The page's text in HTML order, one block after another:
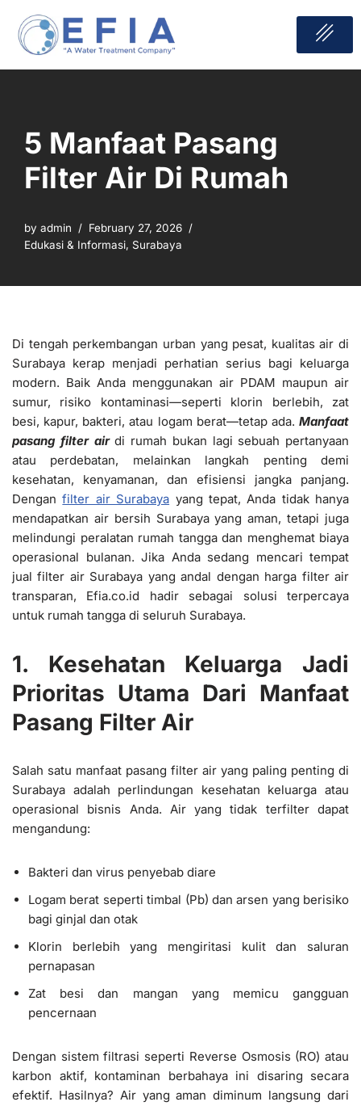
Skip
5 Manfaat Pasang
Filter Air Di Rumah
by admin
February 27, 2026
Edukasi & Informasi, Surabaya
Di tengah perkembangan urban yang pesat, kualitas air di
Surabaya kerap menjadi perhatian serius bagi keluarga
modern. Baik Anda menggunakan air PDAM maupun air
sumur, risiko kontaminasi—seperti klorin berlebih, zat
besi, kapur, bakteri, atau logam berat—tetap ada. Manfaat
pasang filter airdi rumah bukan lagi sebuah pertanyaan
atau perdebatan, melainkan langkah penting demi
kesehatan, kenyamanan, dan efisiensi jangka panjang.
Denganfilter air Surabaya yang tepat, Anda tidak hanya
mendapatkan air bersih Surabaya yang aman, tetapi juga
melindungi peralatan rumah tangga dan menghemat biaya
operasional bulanan. Jika Anda sedang mencari tempat
jual filter air Surabaya yang andal dengan harga filter air
transparan, Efia.co.id hadir sebagai solusi terpercaya
untuk rumah tangga di seluruh Surabaya.
1. Kesehatan Keluarga Jadi
Prioritas Utama Dari Manfaat
Pasang Filter Air
Salah satu manfaat pasang filter air yang paling penting di
Surabaya adalah perlindungan kesehatan keluarga atau
operasional bisnis Anda. Air yang tidak terfilter dapat
mengandung:
Bakteri dan virus penyebab diare
Logam berat seperti timbal (Pb) dan arsen yang berisiko
bagi ginjal dan otak
Klorin berlebih yang mengiritasi kulit dan saluran
pernapasan
Zat besi dan mangan yang memicu gangguan
pencernaan
Dengan sistem filtrasi seperti Reverse Osmosis (RO) atau
karbon aktif, kontaminan berbahaya ini disaring secara
efektif. Hasilnya? Air yang aman diminum langsung dari